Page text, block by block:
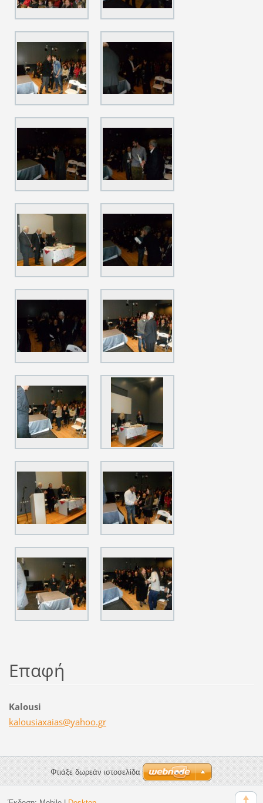
Επαφή
Kalousi
kalousiaxaias@yahoo.gr
Φτιάξε δωρεάν ιστοσελίδα